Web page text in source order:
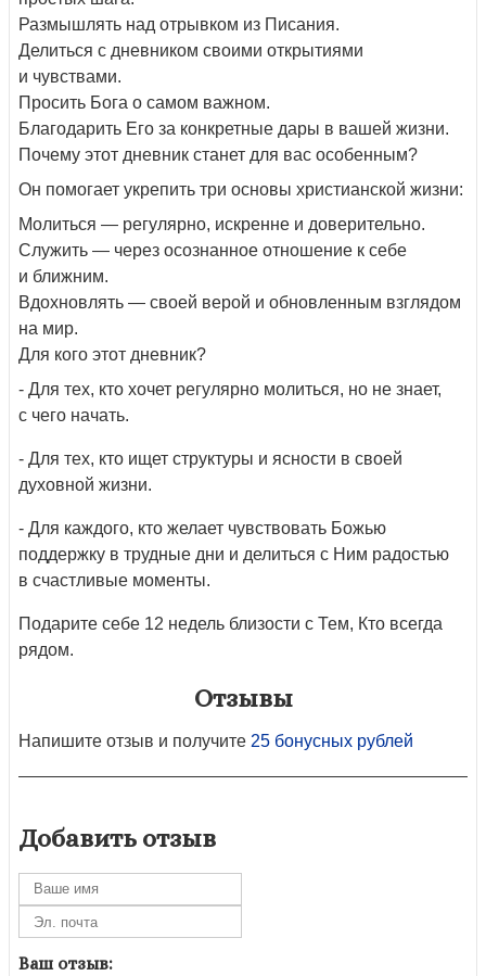
Размышлять над отрывком из Писания.
Делиться с дневником своими открытиями
и чувствами.
Просить Бога о самом важном.
Благодарить Его за конкретные дары в вашей жизни.
Почему этот дневник станет для вас особенным?
Он помогает укрепить три основы христианской жизни:
Молиться — регулярно, искренне и доверительно.
Служить — через осознанное отношение к себе
и ближним.
Вдохновлять — своей верой и обновленным взглядом
на мир.
Для кого этот дневник?
- Для тех, кто хочет регулярно молиться, но не знает,
с чего начать.
- Для тех, кто ищет структуры и ясности в своей
духовной жизни.
- Для каждого, кто желает чувствовать Божью
поддержку в трудные дни и делиться с Ним радостью
в счастливые моменты.
Подарите себе 12 недель близости с Тем, Кто всегда
рядом.
Отзывы
Напишите отзыв и получите 25 бонусных рублей
Добавить отзыв
Ваш отзыв: